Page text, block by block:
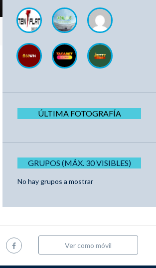
ÚLTIMA FOTOGRAFÍA
GRUPOS (MÁX. 30 VISIBLES)
No hay grupos a mostrar